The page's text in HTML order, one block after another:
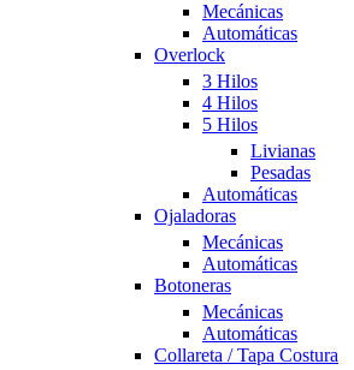
Mecánicas
Automáticas
Overlock
3 Hilos
4 Hilos
5 Hilos
Livianas
Pesadas
Automáticas
Ojaladoras
Mecánicas
Automáticas
Botoneras
Mecánicas
Automáticas
Collareta / Tapa Costura